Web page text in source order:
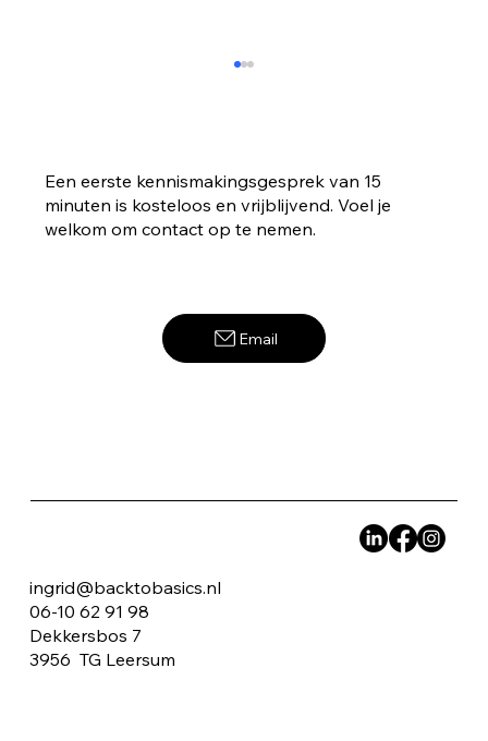
Stop met bang zijn voor de toekomst!
Het onbekende omarmen.
Een eerste kennismakingsgesprek van 15
minuten is kosteloos en vrijblijvend. Voel je
welkom om contact op te nemen.
Email
ingrid@backtobasics.nl
06-10 62 91 98
Dekkersbos 7
3956 TG Leersum